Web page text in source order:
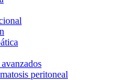
peritoneal